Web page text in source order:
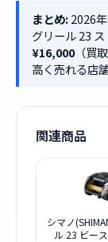
まとめ:2026
グリール 23
¥16,000（買
高く売れる店
関連商品
シマノ
ル 23 ビー